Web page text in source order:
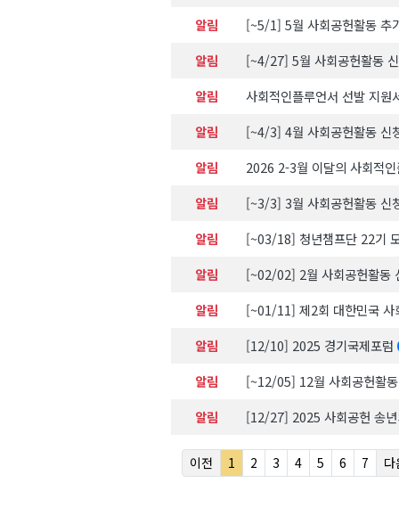
알림
[~5/1] 5월 사회공헌활동 추
알림
[~4/27] 5월 사회공헌활동
알림
사회적인플루언서 선발 지원
알림
[~4/3] 4월 사회공헌활동 신
알림
2026 2-3월 이달의 사회적
알림
[~3/3] 3월 사회공헌활동 신
알림
[~03/18] 청년챔프단 22기
알림
[~02/02] 2월 사회공헌활동
알림
[~01/11] 제2회 대한민국 사
알림
[12/10] 2025 경기국제포럼
알림
[~12/05] 12월 사회공헌활
알림
[12/27] 2025 사회공헌 송
이전 1 2 3 4 5 6 7 다